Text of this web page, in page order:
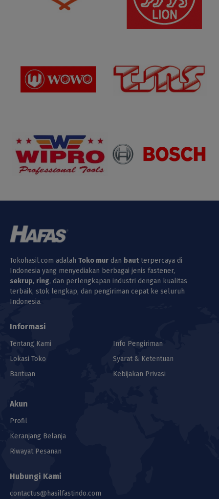
Tokohasil.com adalah Toko mur dan bautterpercaya di
Indonesia yang menyediakan berbagai jenis fastener,
sekrup, ring, dan perlengkapan industri dengan kualitas
terbaik, stok lengkap, dan pengiriman cepat ke seluruh
Indonesia.
Informasi
Tentang Kami
Lokasi Toko
Bantuan
Info Pengiriman
Syarat & Ketentuan
Kebijakan Privasi
Akun
Profil
Keranjang Belanja
Riwayat Pesanan
Hubungi Kami
contactus@hasilfastindo.com